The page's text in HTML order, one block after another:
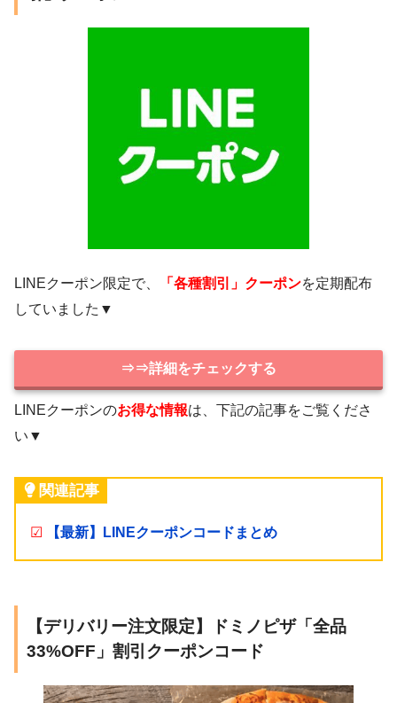
LINEクーポン限定で、 「各種割引」クーポンを定期配布
していました▼
⇒⇒詳細をチェックする
LINEクーポンのお得な情報は、下記の記事をご覧くださ
い▼
関連記事
☑ 【最新】LINEクーポンコードまとめ
【デリバリー注文限定】ドミノピザ「全品
33%OFF」割引クーポンコード